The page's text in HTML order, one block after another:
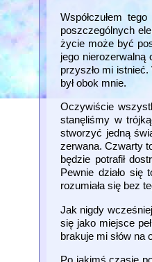
Współczułem
poszczególnych
życie może być
jego nierozerwalną
przyszło mi
był obok mnie.
Oczywiście
stanęliśmy w
stworzyć jedną
zerwana. Czwarty
będzie potrafił
Pewnie działo się
rozumiała się bez
Jak nigdy
się jako miejsce
brakuje mi słów na